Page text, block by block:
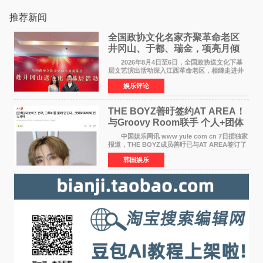
推荐新闻
全国政协文化名家齐聚革命老区
井冈山、于都、瑞金，项亮月倾
情献唱《桃花谣》致敬红色沃土
2026年8月4日至6日，全国政协送文化下基
层文艺演出活动深入江西革命老区，相继走进井
冈山、于都长征出发地、瑞金三地。由全国政协
文化文史和学习委员会副主任、甘肃省政协原主
席欧阳坚率团，一
娱乐评论
THE BOYZ善旴签约AT AREA！
与Groovy Room联手 个人+团体
活动并行
中国娱乐网讯 www yule com cn 7日据独家
报道，THE BOYZ成员善旴已与AT AREA签订了
专属合约。AT AREA是由知名制作人组合
Groovy Room创立的hip-hop厂牌，旗下拥有多
位实力派音乐人，在韩
韩国娱乐